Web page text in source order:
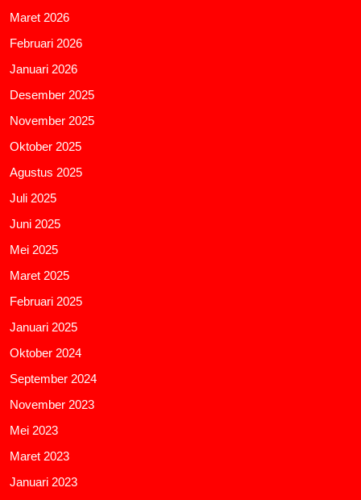
Maret 2026
Februari 2026
Januari 2026
Desember 2025
November 2025
Oktober 2025
Agustus 2025
Juli 2025
Juni 2025
Mei 2025
Maret 2025
Februari 2025
Januari 2025
Oktober 2024
September 2024
November 2023
Mei 2023
Maret 2023
Januari 2023